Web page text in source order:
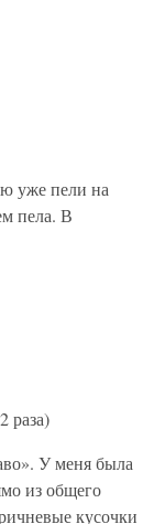
уже пели на
пела. В
раза)
У меня была
из общего
кусочки